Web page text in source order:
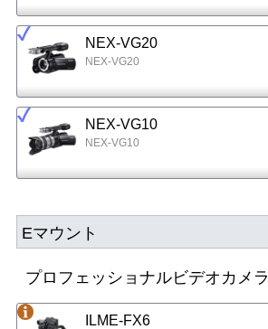
NEX-VG20
NEX-VG20
NEX-VG10
NEX-VG10
Eマウント
プロフェッショナルビデオカメラ
ILME-FX6